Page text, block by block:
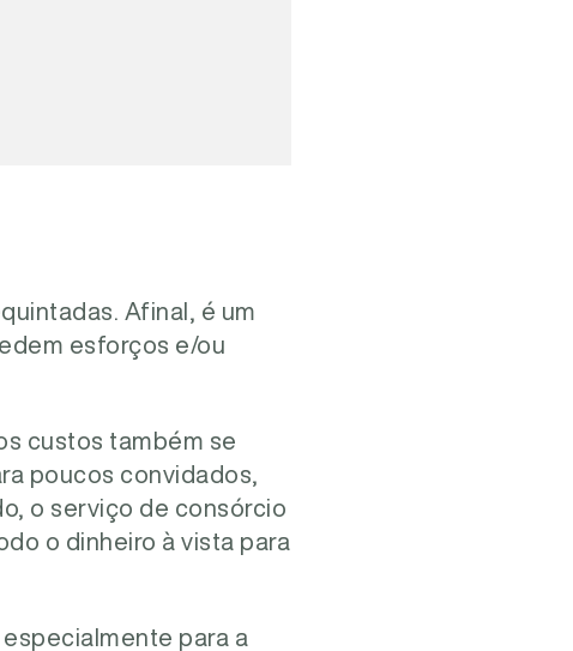
Afinal, é um
esforços e/ou
custos também se
poucos convidados,
o serviço de consórcio
o dinheiro à vista para
para a